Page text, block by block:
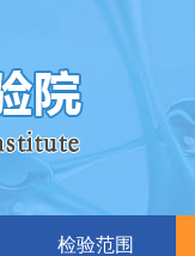
检验范围